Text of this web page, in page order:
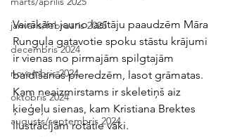
janvāris/februāris 2025
decembris 2024
novembris 2024
oktobris 2024
augusts/septembris 2024
Vairākām jauno lasītāju paaudzēm Māra
Runguļa gatavotie spoku stāstu krājumi
ir vienas no pirmajām spilgtajām
baidīšanās pieredzēm, lasot grāmatas.
Kam neaizmirstams ir skeletiņš aiz
ķieģeļu sienas, kam Kristiana Brektes
ilustrācijām rotātie vāki.